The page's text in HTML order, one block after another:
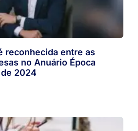
reconhecida entre as
no Anuário Época
2024